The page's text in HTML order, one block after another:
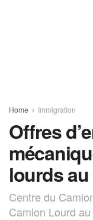
Home Immigration
Offres
lourds
Centre du
Camion Lourd